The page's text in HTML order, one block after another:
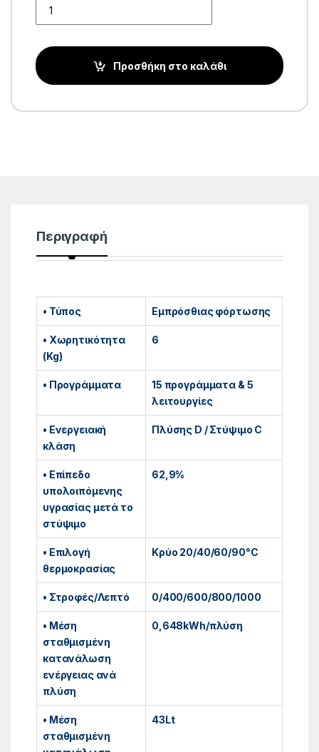
Προσθήκη στο καλάθι
Περιγραφή
• Τύπος Εμπρόσθιας φόρτωσης
• Χωρητικότητα
(Kg)
6
• Προγράμματα
15 προγράμματα & 5
λειτουργίες
• Ενεργειακή
κλάση
Πλύσης D / Στύψιμο C
• Επίπεδο
υπολοιπόμενης
υγρασίας μετά το
στύψιμο
62,9%
• Επιλογή
θερμοκρασίας
Κρύο 20/40/60/90°C
• Στροφές/Λεπτό 0/400/600/800/1000
• Μέση
σταθμισμένη
κατανάλωση
ενέργειας ανά
πλύση
0,648kWh/πλύση
• Μέση
σταθμισμένη
43Lt